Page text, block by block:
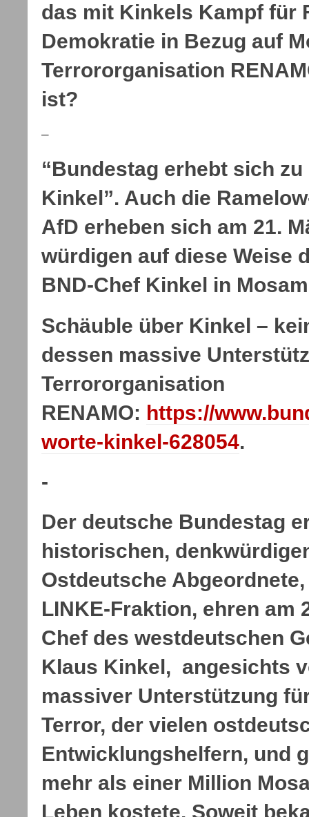
das mit Kinkels Kampf für
Demokratie in Bezug auf
Terrororganisation
ist?
–
“Bundestag erhebt sich
Kinkel”. Auch die
AfD erheben sich am 21.
würdigen auf diese Weise
BND-Chef Kinkel in
Schäuble über Kinkel –
dessen massive
Terrororganisation
RENAMO: https://
worte-kinkel-628054.
-
Der deutsche Bundestag
historischen,
Ostdeutsche
LINKE-Fraktion, ehren am
Chef des westdeutschen
Klaus Kinkel, angesichts
massiver Unterstützung
Terror, der vielen
Entwicklungshelfern, und
mehr als einer Million
Leben kostete. Soweit